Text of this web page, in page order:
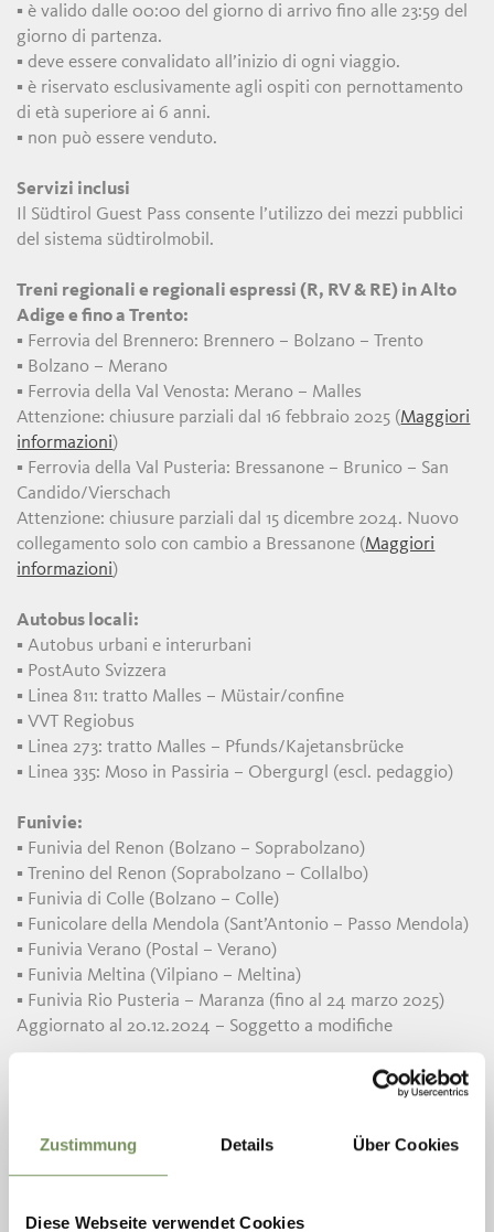
Zustimmung Details Über Cookies
Diese Webseite verwendet Cookies
▪ è valido dalle 00:00 del giorno di arrivo fino alle 23:59 del
giorno di partenza.
▪ deve essere convalidato all’inizio di ogni viaggio.
▪ è riservato esclusivamente agli ospiti con pernottamento
di età superiore ai 6 anni.
▪ non può essere venduto.
Servizi inclusi
Il Südtirol Guest Pass consente l’utilizzo dei mezzi pubblici
del sistema südtirolmobil.
Treni regionali e regionali espressi (R, RV & RE) in Alto
Adige e fino a Trento:
▪ Ferrovia del Brennero: Brennero – Bolzano – Trento
▪ Bolzano – Merano
▪ Ferrovia della Val Venosta: Merano – Malles
Attenzione: chiusure parziali dal 16 febbraio 2025 (Maggiori
informazioni)
▪ Ferrovia della Val Pusteria: Bressanone – Brunico – San
Candido/Vierschach
Attenzione: chiusure parziali dal 15 dicembre 2024. Nuovo
collegamento solo con cambio a Bressanone (Maggiori
informazioni)
Autobus locali:
▪ Autobus urbani e interurbani
▪ PostAuto Svizzera
▪ Linea 811: tratto Malles – Müstair/confine
▪ VVT Regiobus
▪ Linea 273: tratto Malles – Pfunds/Kajetansbrücke
▪ Linea 335: Moso in Passiria – Obergurgl (escl. pedaggio)
Funivie:
▪ Funivia del Renon (Bolzano – Soprabolzano)
▪ Trenino del Renon (Soprabolzano – Collalbo)
▪ Funivia di Colle (Bolzano – Colle)
▪ Funicolare della Mendola (Sant’Antonio – Passo Mendola)
▪ Funivia Verano (Postal – Verano)
▪ Funivia Meltina (Vilpiano – Meltina)
▪ Funivia Rio Pusteria – Maranza (fino al 24 marzo 2025)
Aggiornato al 20.12.2024 – Soggetto a modifiche
Eurocity, Intercity)
▪ Linee alpine: Alpe di Siusi Shuttle 10, 11, 12 | Linee 439, 442,